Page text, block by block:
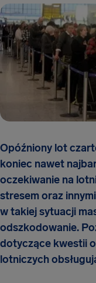
Opóźniony lot
koniec nawet
oczekiwanie na
stresem oraz
w takiej sytuacji
odszkodowanie.
dotyczące kwestii
lotniczych